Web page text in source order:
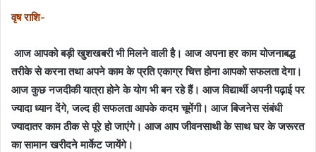
वृष राशि-
आज आपको बड़ी खुशखबरी भी मिलने वाली है। आज अपना हर काम योजनाबद्ध
तरीके से करना तथा अपने काम के प्रति एकाग्र चित्त होना आपको सफलता देगा।
आज कुछ नजदीकी यात्रा होने के योग भी बन रहे हैं। आज विद्यार्थी अपनी पढ़ाई पर
ज्यादा ध्यान देंगे, जल्द ही सफलता आपके कदम चूमेंगी। आज बिजनेस संबंधी
ज्यादातर काम ठीक से पूरे हो जाएंगे। आज आप जीवनसाथी के साथ घर के जरूरत
का सामान खरीदने मार्केट जायेंगे।